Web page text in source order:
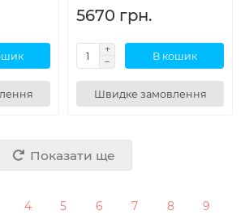
5670 грн.
В кошик
Швидке замовлення
Показати ще
4 5 6 7 8 9